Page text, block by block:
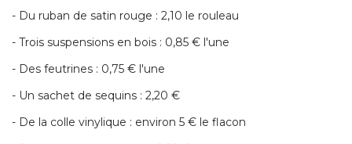
- Du ruban de satin rouge : 2,10 le rouleau
- Trois suspensions en bois : 0,85 € l'une
- Des feutrines : 0,75 € l'une
- Un sachet de sequins : 2,20 €
- De la colle vinylique : environ 5 € le flacon